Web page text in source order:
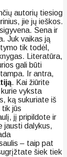
autorių tiesiog
jie jų ieškos.
Sena ir
Juk vaikas ją
tik todėl,
Literatūra,
gali būti
Ir antra,
. Kai žiūrite
vyksta
ką sukuriate iš
tik jūs
jį pripildote ir
jausti dalykus,
– taip pat
šiek tiek